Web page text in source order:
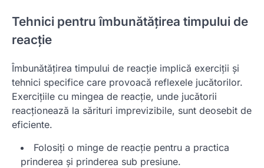
Tehnici pentru îmbunătățirea timpului de
reacție
Îmbunătățirea timpului de reacție implică exerciții și
tehnici specifice care provoacă reflexele jucătorilor.
Exercițiile cu mingea de reacție, unde jucătorii
reacționează la sărituri imprevizibile, sunt deosebit de
eficiente.
Folosiți o minge de reacție pentru a practica
prinderea și prinderea sub presiune.